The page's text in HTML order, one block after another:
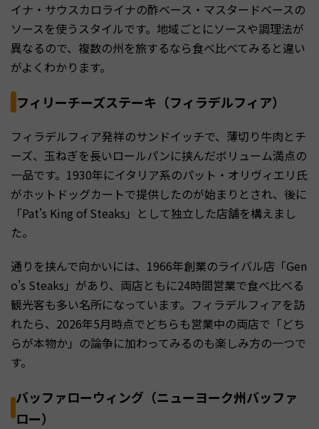
イナ・サウスカロライナの酢ベース・マスタードベースの
ソースを使うスタイルです。地域ごとにソースや調理法が
異なるので、複数の州を旅するなら食べ比べてみると違い
がよくわかります。
フィリーチーズステーキ（フィラデルフィア）
フィラデルフィア発祥のサンドイッチで、薄切り牛肉とチ
ーズ、玉ねぎを長いロールパンに挟んだボリューム満点の
一品です。1930年にイタリア系のパット・オリヴィエリ氏
がホットドッグカートで提供したのが始まりとされ、後に
「Pat's King of Steaks」として独立した店舗を構えまし
た。
通りを挟んで向かいには、1966年創業のライバル店「Gen
o's Steaks」があり、両店ともに24時間営業で食べ比べる
観光客も多い名所になっています。フィラデルフィアを訪
れたら、2026年5月時点でどちらも営業中の両店で「どち
らが本物か」の論争に加わってみるのも楽しみ方の一つで
す。
バッファローウィング（ニューヨーク州バッファ
ロー）